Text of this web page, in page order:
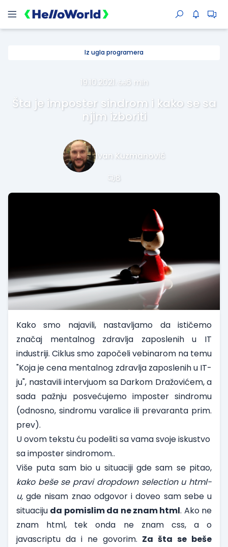
Iz ugla programera
19.10.2021. 6 min
Šta je imposter sindrom i kako se sa
njim izboriti
Ivan Kuzmanović
8
Kako smo najavili, nastavljamo da ističemo
značaj mentalnog zdravlja zaposlenih u IT
industriji. Ciklus smo započeli vebinarom na temu
"Koja je cena mentalnog zdravlja zaposlenih u IT-
ju", nastaviliintervjuom sa Darkom Dražovićem, a
sada pažnju posvećujemo imposter sindromu
(odnosno, sindromu varalice ili prevaranta prim.
prev).
U ovom tekstu ću podeliti sa vama svoje iskustvo
sa imposter sindromom..
Više puta sam bio u situaciji gde sam se pitao,
kako beše se pravi dropdown selection u html-
u, gde nisam znao odgovor i doveo sam sebe u
situaciju da pomislim da ne znam html. Ako ne
znam html, tek onda ne znam css, a o
javascriptu da i ne govorim. Za šta se beše